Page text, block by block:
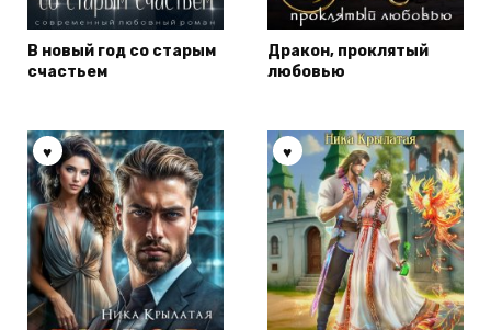
В новый год со старым
счастьем
Дракон, проклятый
любовью